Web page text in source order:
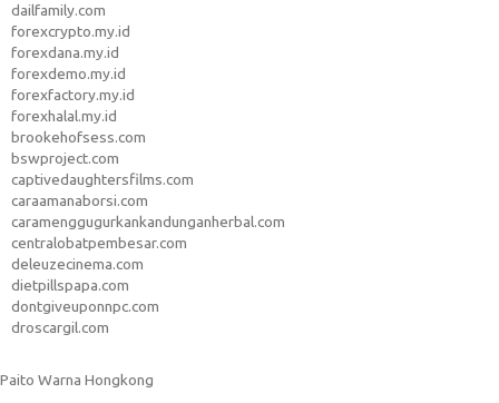
dailfamily.com
forexcrypto.my.id
forexdana.my.id
forexdemo.my.id
forexfactory.my.id
forexhalal.my.id
brookehofsess.com
bswproject.com
captivedaughtersfilms.com
caraamanaborsi.com
caramenggugurkankandunganherbal.com
centralobatpembesar.com
deleuzecinema.com
dietpillspapa.com
dontgiveuponnpc.com
droscargil.com
Paito Warna Hongkong